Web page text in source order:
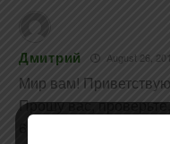
Дмитрий August 26,
Мир вам!
Прошу вас,